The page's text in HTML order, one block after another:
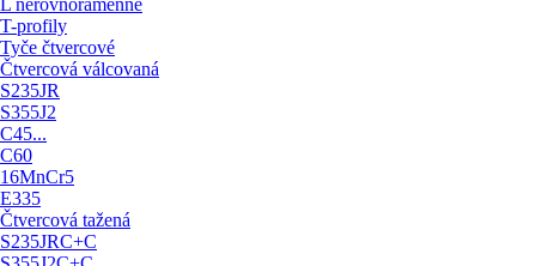
L nerovnoramenné
T-profily
Tyče čtvercové
Čtvercová válcovaná
S235JR
S355J2
C45...
C60
16MnCr5
E335
Čtvercová tažená
S235JRC+C